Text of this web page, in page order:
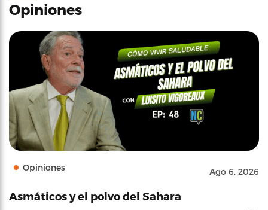
Opiniones
Opiniones Ago 6, 2026
Asmáticos y el polvo del Sahara